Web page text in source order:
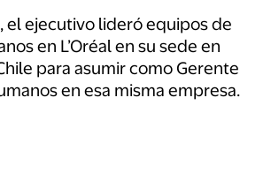
el ejecutivo lideró equipos de
en L’Oréal en su sede en
para asumir como Gerente
en esa misma empresa.